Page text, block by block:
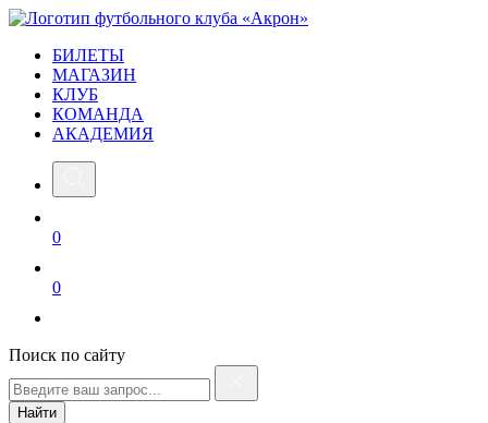
БИЛЕТЫ
МАГАЗИН
КЛУБ
КОМАНДА
АКАДЕМИЯ
0
0
Поиск по сайту
Найти